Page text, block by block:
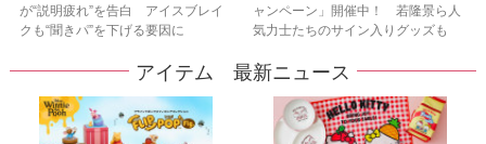
が“説明疲れ”を告白 アイスブレイ
クも“聞きパ”を下げる要因に
ャンペーン」開催中！ 若隆景ら人
気力士たちのサイン入りグッズも
アイテム 最新ニュース